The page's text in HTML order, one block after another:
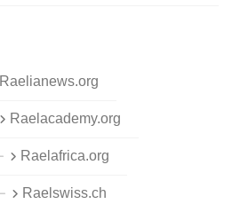
Raelianews.org
Raelacademy.org
Raelafrica.org
Raelswiss.ch